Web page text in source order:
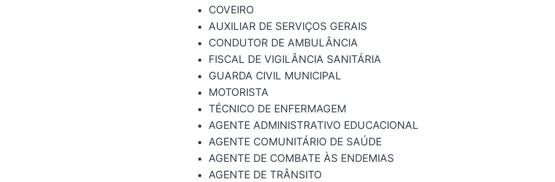
COVEIRO
AUXILIAR DE SERVIÇOS GERAIS
CONDUTOR DE AMBULÂNCIA
FISCAL DE VIGILÂNCIA SANITÁRIA
GUARDA CIVIL MUNICIPAL
MOTORISTA
TÉCNICO DE ENFERMAGEM
AGENTE ADMINISTRATIVO EDUCACIONAL
AGENTE COMUNITÁRIO DE SAÚDE
AGENTE DE COMBATE ÀS ENDEMIAS
AGENTE DE TRÂNSITO